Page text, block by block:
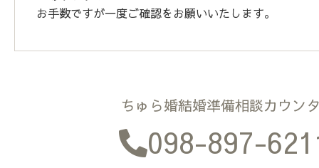
お手数ですが一度ご確認をお願いいたします。
ちゅら婚結婚準備相談カウン
098-897-